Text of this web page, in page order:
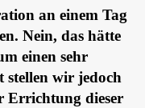
an einem Tag
Nein, das hätte
einen sehr
stellen wir jedoch
Errichtung dieser